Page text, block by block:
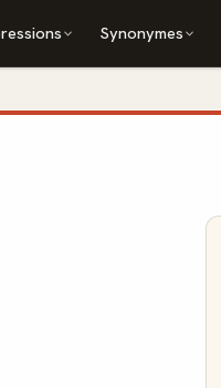
Synonymes